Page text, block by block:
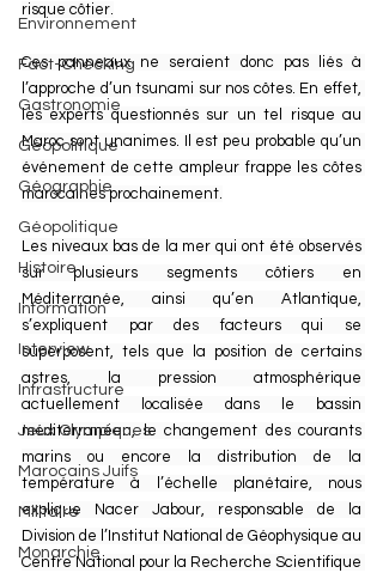
Environnement
Fact-Checking
Gastronomie
Géopolitique
Géographie
Géopolitique
Histoire
Information
Interview
Infrastructure
Jeux Olympiques
Marocains Juifs
Militaire
Monarchie
risque côtier.
Ces panneaux ne seraient donc pas liés à
l’approche d’un tsunami sur nos côtes. En effet,
les experts questionnés sur un tel risque au
Maroc sont unanimes. Il est peu probable qu’un
événement de cette ampleur frappe les côtes
marocaines prochainement.
Les niveaux bas de la mer qui ont été observés
sur plusieurs segments côtiers en
Méditerranée, ainsi qu’en Atlantique,
s’expliquent par des facteurs qui se
superposent, tels que la position de certains
astres, la pression atmosphérique
actuellement localisée dans le bassin
méditerranéen, le changement des courants
marins ou encore la distribution de la
température à l’échelle planétaire, nous
explique Nacer Jabour, responsable de la
Division de l’Institut National de Géophysique au
Centre National pour la Recherche Scientifique